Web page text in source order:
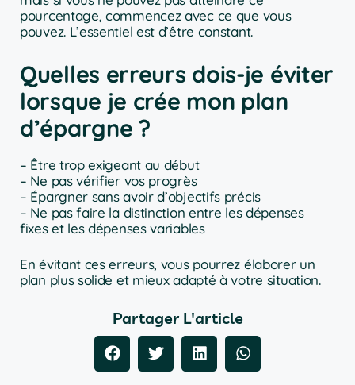
pourcentage, commencez avec ce que vous
pouvez. L’essentiel est d’être constant.
Quelles erreurs dois-je éviter
lorsque je crée mon plan
d’épargne ?
– Être trop exigeant au début
– Ne pas vérifier vos progrès
– Épargner sans avoir d’objectifs précis
– Ne pas faire la distinction entre les dépenses
fixes et les dépenses variables
En évitant ces erreurs, vous pourrez élaborer un
plan plus solide et mieux adapté à votre situation.
Partager L'article